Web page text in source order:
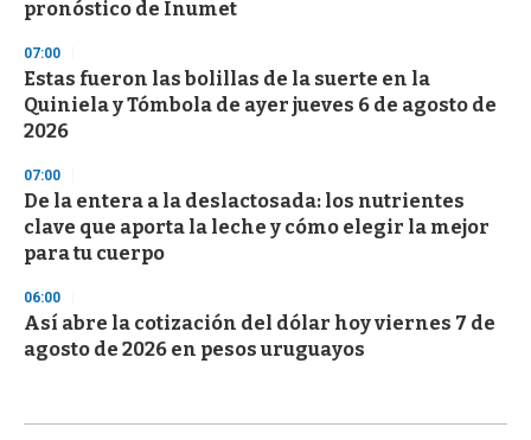
pronóstico de Inumet
07:00
Estas fueron las bolillas de la suerte en la
Quiniela y Tómbola de ayer jueves 6 de agosto de
2026
07:00
De la entera a la deslactosada: los nutrientes
clave que aporta la leche y cómo elegir la mejor
para tu cuerpo
06:00
Así abre la cotización del dólar hoy viernes 7 de
agosto de 2026 en pesos uruguayos